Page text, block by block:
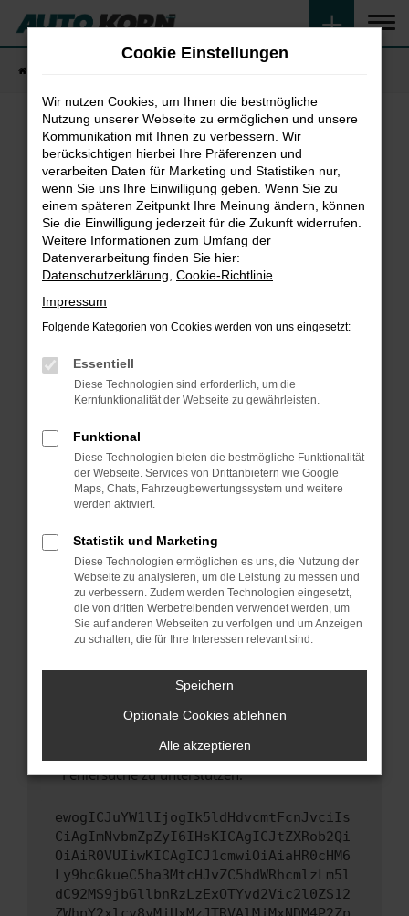
Zum
Hauptinhalt
Fehler: Network Error
Beim Laden ist ein Fehler aufgetreten.
Hier sind ein paar Tipps, die dir helfen können:
Überprüfe deine Firewall und deine
Internetverbindung.
Laden andere Webseiten, zum Beispiel deine
Suchmaschine?
Prüfe deine Browsererweiterungen.
können das Laden bestimmter Seiten
verhindern. Funktioniert die Seite in einem
Fenster?
Starte dein Gerät neu.
Das kann manchmal helfen, vorübergehende
Probleme zu beheben.
Betriebssystem auf dem neuesten Stand
sind.
Veraltete Software birgt nicht nur ein
Sicherheitsrisiko, sondern kann auch dazu
führen, dass bestimmte Funktionen nicht mehr
unterstützt werden.
Wende dich an den Webseitenbetreiber.
Wenn du alle oben genannten Schritte versucht
hast, kontaktiere uns bitte. Wir werden
uns diesen Text schicken, um uns bei der
Fehlersuche zu unterstützen:
ewogICJuYW1lIjogIk5ldHdvcmtFcnJvciIs
CiAgImNvbmZpZyI6IHsKICAgICJtZXRob2Qi
OiAiR0VUIiwKICAgICJ1cmwiOiAiaHR0cHM6
Ly9hcGkueC5ha3MtcHJvZC5hdWRhcmlzLm5l
dC92MS9jbGllbnRzLzExOTYvd2Vic2l0ZS12
Cookie Einstellungen
Wir nutzen Cookies, um Ihnen die bestmögliche
Nutzung unserer Webseite zu ermöglichen und unsere
Kommunikation mit Ihnen zu verbessern. Wir
berücksichtigen hierbei Ihre Präferenzen und
verarbeiten Daten für Marketing und Statistiken nur,
wenn Sie uns Ihre Einwilligung geben. Wenn Sie zu
einem späteren Zeitpunkt Ihre Meinung ändern, können
Sie die Einwilligung jederzeit für die Zukunft widerrufen.
Weitere Informationen zum Umfang der
Datenverarbeitung finden Sie hier:
Datenschutzerklärung Cookie-Richtlinie
Impressum
Folgende Kategorien von Cookies werden von uns eingesetzt:
Essentiell
Diese Technologien sind erforderlich, um die
Kernfunktionalität der Webseite zu gewährleisten.
Funktional
Diese Technologien bieten die bestmögliche Funktionalität
der Webseite. Services von Drittanbietern wie Google
Maps, Chats, Fahrzeugbewertungssystem und weitere
werden aktiviert.
Statistik und Marketing
Diese Technologien ermöglichen es uns, die Nutzung der
Webseite zu analysieren, um die Leistung zu messen und
zu verbessern. Zudem werden Technologien eingesetzt,
die von dritten Werbetreibenden verwendet werden, um
Sie auf anderen Webseiten zu verfolgen und um Anzeigen
zu schalten, die für Ihre Interessen relevant sind.
Speichern
Optionale Cookies ablehnen
Alle akzeptieren